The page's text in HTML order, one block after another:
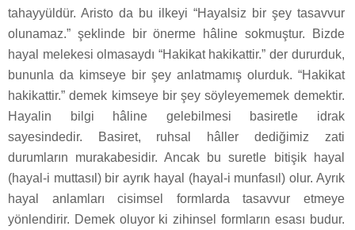
tahayyüldür. Aristo da bu ilkeyi “Hayalsiz bir şey tasavvur
olunamaz.” şeklinde bir önerme hâline sokmuştur. Bizde
hayal melekesi olmasaydı “Hakikat hakikattir.” der dururduk,
bununla da kimseye bir şey anlatmamış olurduk. “Hakikat
hakikattir.” demek kimseye bir şey söyleyememek demektir.
Hayalin bilgi hâline gelebilmesi basiretle idrak
sayesindedir. Basiret, ruhsal hâller dediğimiz zati
durumların murakabesidir. Ancak bu suretle bitişik hayal
(hayal-i muttasıl) bir ayrık hayal (hayal-i munfasıl) olur. Ayrık
hayal anlamları cisimsel formlarda tasavvur etmeye
yönlendirir. Demek oluyor ki zihinsel formların esası budur.